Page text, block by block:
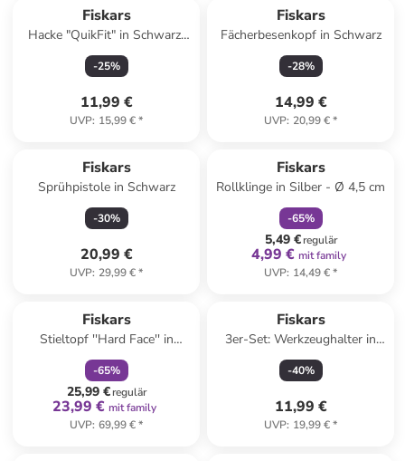
Fiskars
Hacke "QuikFit" in Schwarz/
Orange
-25%
11,99 €
UVP: 15,99 €*
Fiskars
Fächerbesenkopf in Schwarz
-28%
14,99 €
UVP: 20,99 €*
Fiskars
Sprühpistole in Schwarz
-30%
20,99 €
UVP: 29,99 €*
Fiskars
Rollklinge in Silber - Ø 4,5 cm
-65%
5,49 €regulär
4,99 € mit family
UVP: 14,49 €*
Fiskars
Stieltopf ''Hard Face'' in
Silber/ Schwarz - 1,8 l
-65%
25,99 €regulär
23,99 € mit family
UVP: 69,99 €*
Fiskars
3er-Set: Werkzeughalter in
Rot
-40%
11,99 €
UVP: 19,99 €*